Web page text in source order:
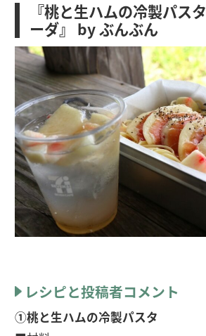
『桃と生ハムの冷製パス
ーダ』 by ぶんぶん
レシピと投稿者コメント
①桃と生ハムの冷製パスタ